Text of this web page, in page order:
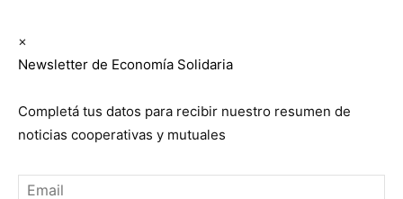
×
Newsletter de Economía Solidaria
Completá tus datos para recibir nuestro resumen de
noticias cooperativas y mutuales